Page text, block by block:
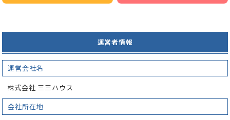
運営者情報
運営会社名
株式会社 三三ハウス
会社所在地